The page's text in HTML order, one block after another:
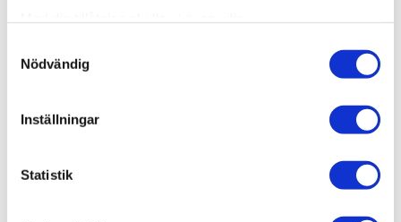
kan ha en noggrannhet på upp till flera meter
Ta reda på mer om hur dina personliga uppgifter
Du kan ändra eller dra tillbaka ditt samtycke när som
Nödvändig
Inställningar
Statistik